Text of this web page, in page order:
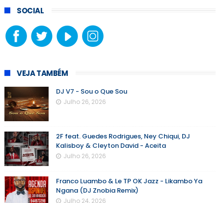
SOCIAL
VEJA TAMBÉM
DJ V7 - Sou o Que Sou
Julho 26, 2026
2F feat. Guedes Rodrigues, Ney Chiqui, DJ
Kalisboy & Cleyton David - Aceita
Julho 26, 2026
Franco Luambo & Le TP OK Jazz - Likambo Ya
Ngana (DJ Znobia Remix)
Julho 24, 2026